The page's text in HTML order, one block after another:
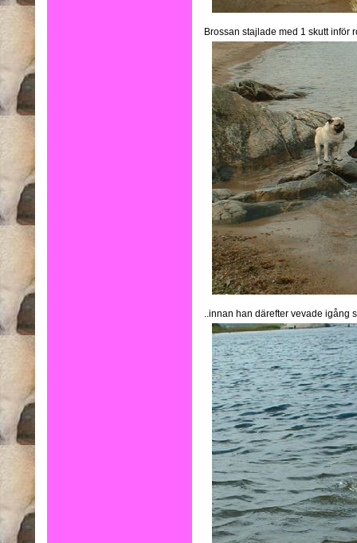
Brossan stajlade med 1 skutt inför
..innan han därefter vevade igång